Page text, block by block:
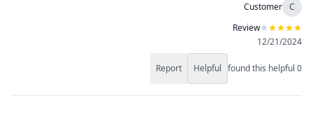
C
Customer
Review
12/21/2024
0
found this helpful
Helpful
Report